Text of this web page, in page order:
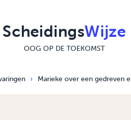
ScheidingsWijze
OOG OP DE TOEKOMST
› Marieke over een gedreven